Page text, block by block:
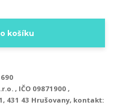
košíku
, IČO 09871900 ,
431 43 Hrušovany, kontakt: